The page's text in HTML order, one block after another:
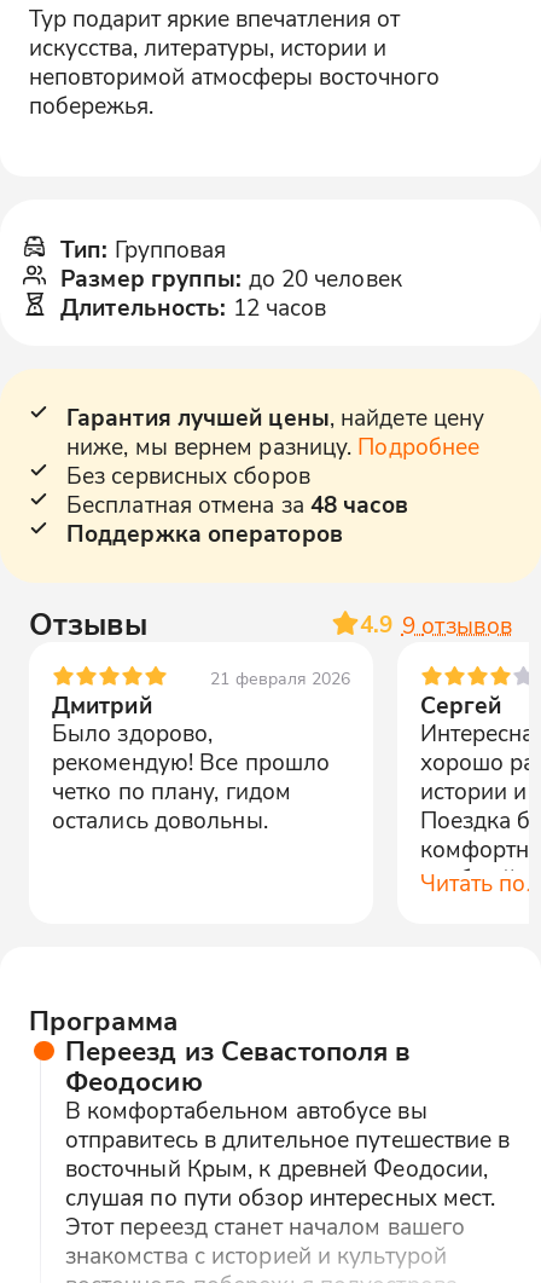
Тур подарит яркие впечатления от
искусства, литературы, истории и
неповторимой атмосферы восточного
побережья.
Тип: Групповая
Размер группы: до 20 человек
Длительность: 12 часов
Гарантия лучшей цены, найдете цену
ниже, мы вернем разницу. Подробнее
Без сервисных сборов
Бесплатная отмена за 48 часов
Поддержка операторов
Отзывы 4.9 9 отзывов
21 февраля 2026
Дмитрий
Было здорово,
рекомендую! Все прошло
четко по плану, гидом
остались довольны.
Сергей
хорошо
истории и
Поездка
удобный.
Читать
Программа
Переезд из Севастополя в
Феодосию
В комфортабельном автобусе вы
отправитесь в длительное путешествие в
восточный Крым, к древней Феодосии,
слушая по пути обзор интересных мест.
Этот переезд станет началом вашего
знакомства с историей и культурой